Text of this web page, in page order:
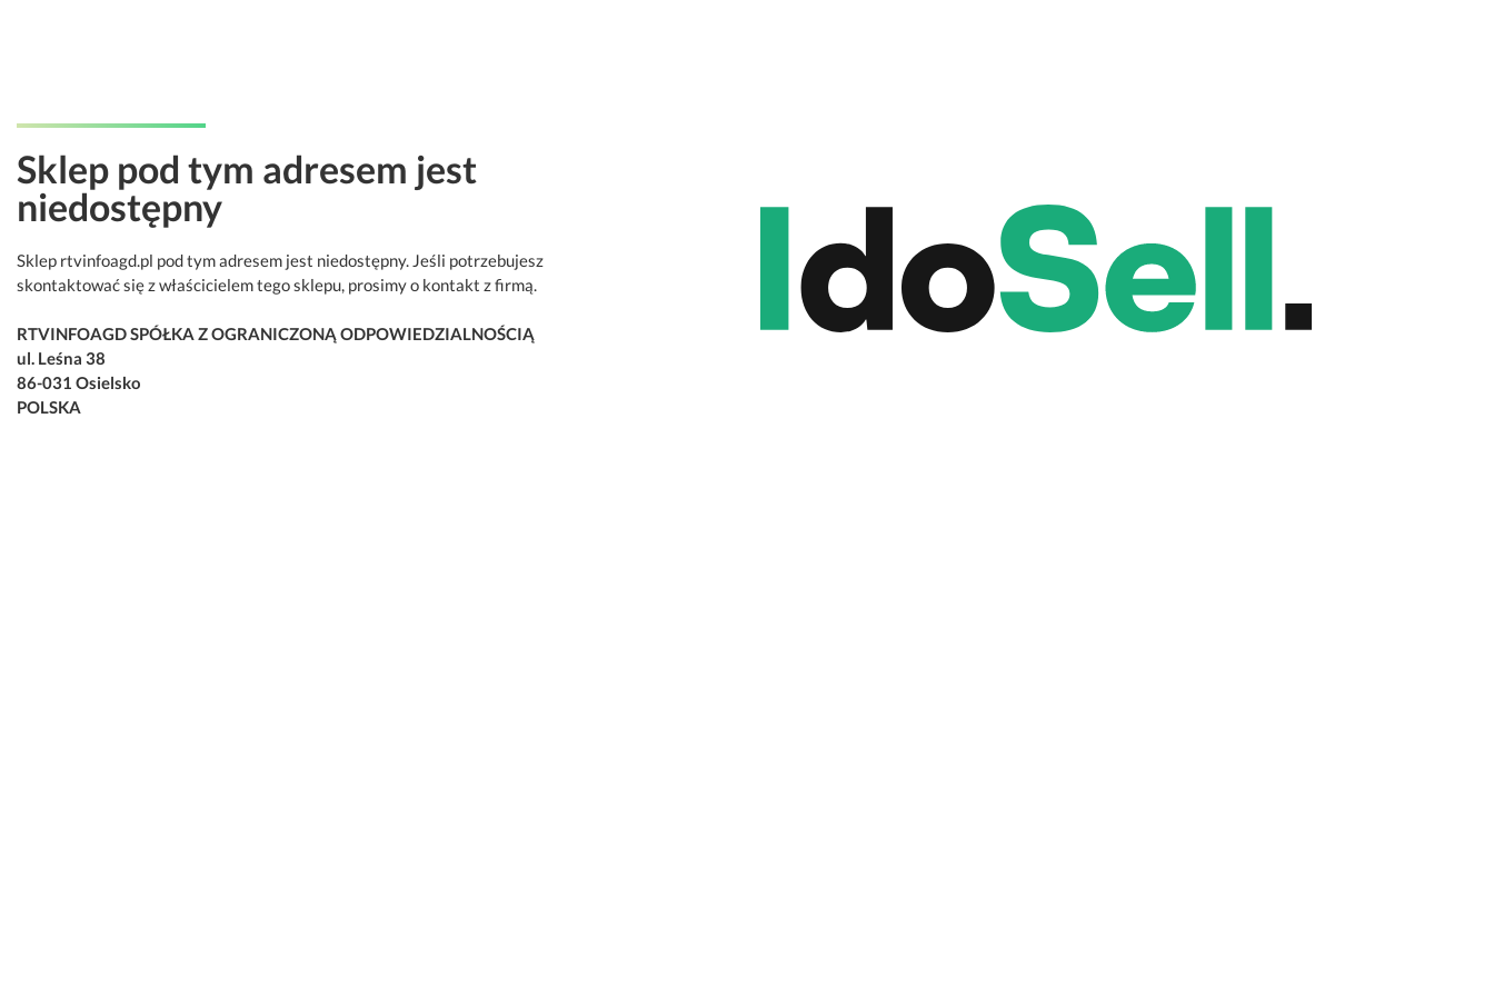
Sklep pod tym adresem jest
niedostępny
Sklep rtvinfoagd.pl pod tym adresem jest niedostępny. Jeśli potrzebujesz
skontaktować się z właścicielem tego sklepu, prosimy o kontakt z firmą.
RTVINFOAGD SPÓŁKA Z OGRANICZONĄ ODPOWIEDZIALNOŚCIĄ
ul. Leśna 38
86-031 Osielsko
POLSKA